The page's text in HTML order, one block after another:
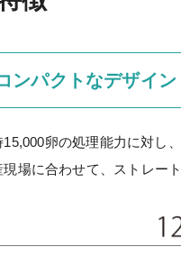
ンパクトなデザイン
15,000卵の処理能力に対し
現場に合わせて、ストレー